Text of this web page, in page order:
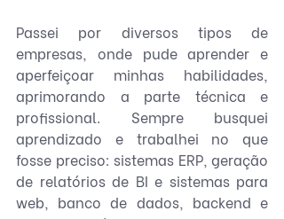
Passei por diversos tipos de
empresas, onde pude aprender e
aperfeiçoar minhas habilidades,
aprimorando a parte técnica e
profissional. Sempre busquei
aprendizado e trabalhei no que
fosse preciso: sistemas ERP, geração
de relatórios de BI e sistemas para
web, banco de dados, backend e